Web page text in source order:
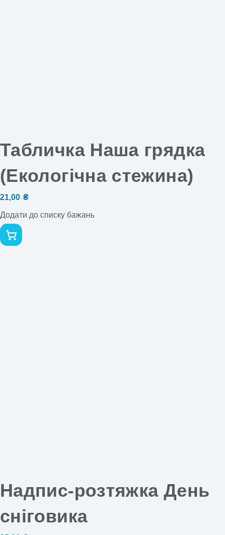
Табличка Наша грядка
(Екологічна стежина)
21,00 ₴
Додати до списку бажань
Надпис-розтяжка День
сніговика